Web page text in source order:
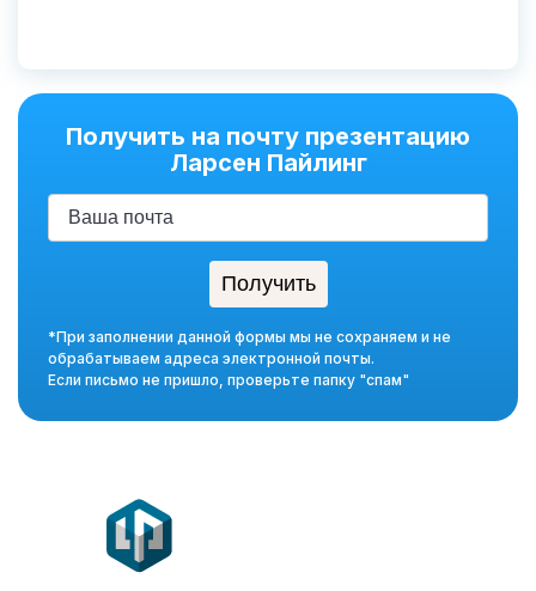
Получить на почту презентацию
Ларсен Пайлинг
*При заполнении данной формы мы не сохраняем и не
обрабатываем адреса электронной почты.
Если письмо не пришло, проверьте папку "спам"